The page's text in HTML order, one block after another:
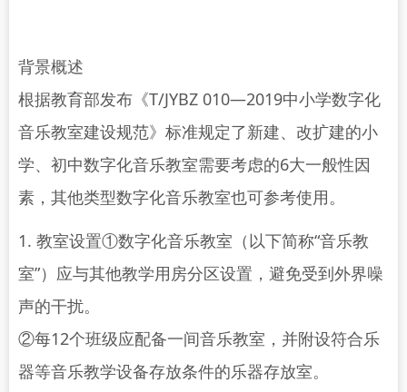
背景概述
根据教育部发布《T/JYBZ 010—2019中小学数字化
音乐教室建设规范》标准规定了新建、改扩建的小
学、初中数字化音乐教室需要考虑的6大一般性因
素，其他类型数字化音乐教室也可参考使用。
1. 教室设置①数字化音乐教室（以下简称“音乐教
室”）应与其他教学用房分区设置，避免受到外界噪
声的干扰。
②每12个班级应配备一间音乐教室，并附设符合乐
器等音乐教学设备存放条件的乐器存放室。